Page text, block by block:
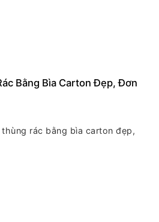
Bằng Bìa Carton Đẹp, Đơn
rác bằng bìa carton đẹp,